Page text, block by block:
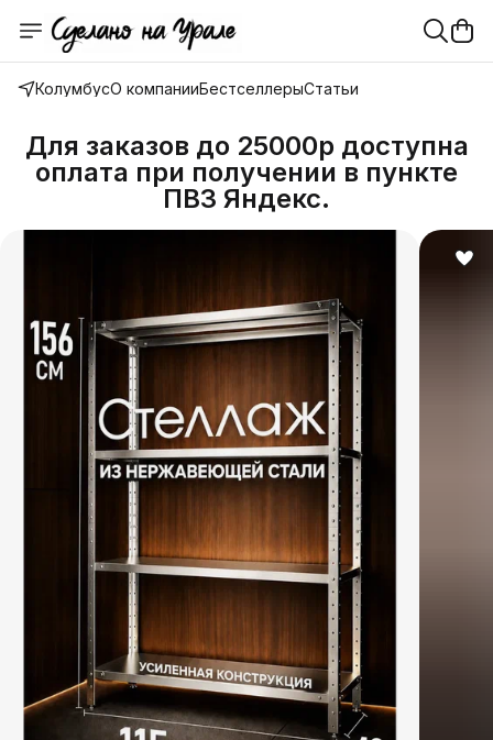
КолумбусО компанииБестселлерыСтатьи
Для заказов до 25000р доступна
оплата при получении в пункте
ПВЗ Яндекс.